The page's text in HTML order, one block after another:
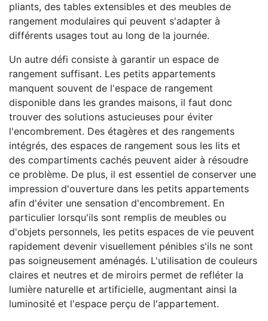
pliants, des tables extensibles et des meubles de
rangement modulaires qui peuvent s'adapter à
différents usages tout au long de la journée.
Un autre défi consiste à garantir un espace de
rangement suffisant. Les petits appartements
manquent souvent de l'espace de rangement
disponible dans les grandes maisons, il faut donc
trouver des solutions astucieuses pour éviter
l'encombrement. Des étagères et des rangements
intégrés, des espaces de rangement sous les lits et
des compartiments cachés peuvent aider à résoudre
ce problème. De plus, il est essentiel de conserver une
impression d'ouverture dans les petits appartements
afin d'éviter une sensation d'encombrement. En
particulier lorsqu'ils sont remplis de meubles ou
d'objets personnels, les petits espaces de vie peuvent
rapidement devenir visuellement pénibles s'ils ne sont
pas soigneusement aménagés. L'utilisation de couleurs
claires et neutres et de miroirs permet de refléter la
lumière naturelle et artificielle, augmentant ainsi la
luminosité et l'espace perçu de l'appartement.